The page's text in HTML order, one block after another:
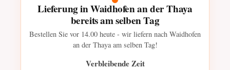
Lieferung in Waidhofen an der Thaya
bereits am selben Tag
Bestellen Sie vor 14.00 heute - wir liefern nach Waidhofen
an der Thaya am selben Tag!
Verbleibende Zeit